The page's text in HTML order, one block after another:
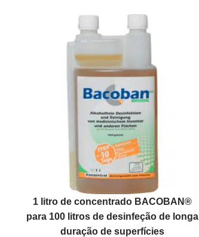
1 litro de concentrado BACOBAN®
para 100 litros de desinfeção de longa
duração de superfícies